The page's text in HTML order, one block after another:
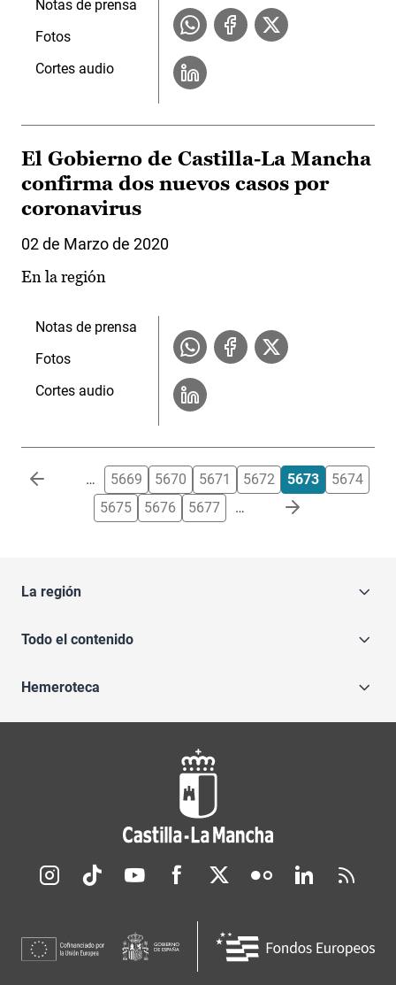
Notas de prensa
Fotos
Cortes audio
El Gobierno de Castilla-La Mancha
confirma dos nuevos casos por
coronavirus
02 de Marzo de 2020
En la región
Notas de prensa
Fotos
Cortes audio
Paginación … 5669 5670 5671 5672 5673
5674
5675
5676 5677 …
La región
Todo el contenido
Hemeroteca
Redes sociales JCCM